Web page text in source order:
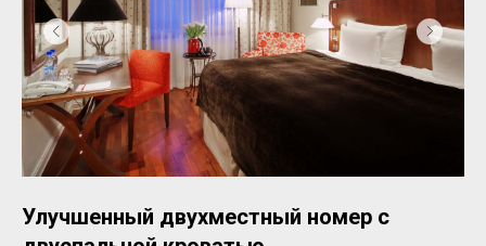
Улучшенный двухместный номер с